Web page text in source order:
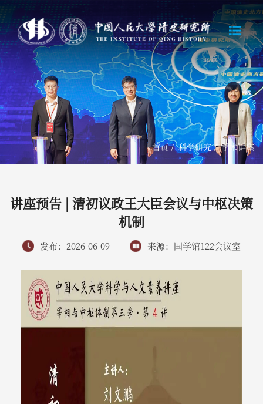
首页/科学研究/学术讲座
讲座预告 | 清初议政王大臣会议与中枢决策
机制
发布：2026-06-09 来源：国学馆122会议室